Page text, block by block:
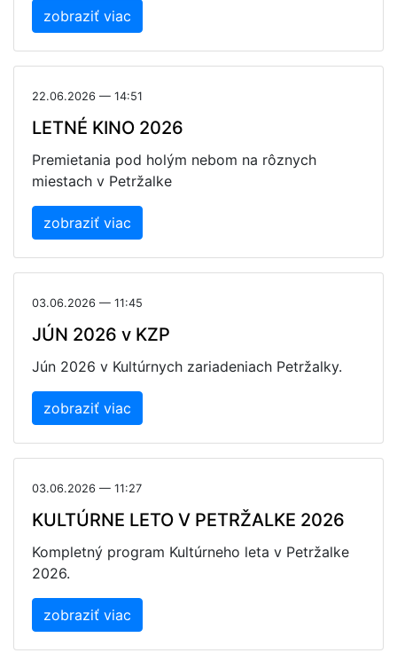
zobraziť viac
22.06.2026 — 14:51
LETNÉ KINO 2026
Premietania pod holým nebom na rôznych
miestach v Petržalke
zobraziť viac
03.06.2026 — 11:45
JÚN 2026 v KZP
Jún 2026 v Kultúrnych zariadeniach Petržalky.
zobraziť viac
03.06.2026 — 11:27
KULTÚRNE LETO V PETRŽALKE 2026
Kompletný program Kultúrneho leta v Petržalke
2026.
zobraziť viac